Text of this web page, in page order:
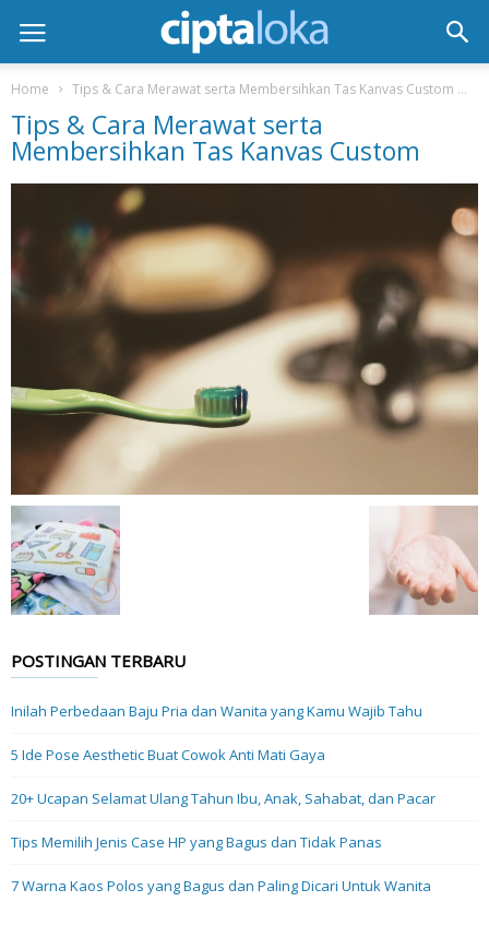
Home Tips & Cara Merawat serta Membersihkan Tas Kanvas Custom
Tips & Cara Merawat serta
Membersihkan Tas Kanvas Custom
POSTINGAN TERBARU
Inilah Perbedaan Baju Pria dan Wanita yang Kamu Wajib Tahu
5 Ide Pose Aesthetic Buat Cowok Anti Mati Gaya
20+ Ucapan Selamat Ulang Tahun Ibu, Anak, Sahabat, dan Pacar
Tips Memilih Jenis Case HP yang Bagus dan Tidak Panas
7 Warna Kaos Polos yang Bagus dan Paling Dicari Untuk Wanita